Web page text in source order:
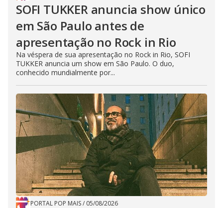
SOFI TUKKER anuncia show único
em São Paulo antes de
apresentação no Rock in Rio
Na véspera de sua apresentação no Rock in Rio, SOFI
TUKKER anuncia um show em São Paulo. O duo,
conhecido mundialmente por...
PORTAL POP MAIS/ 05/08/2026